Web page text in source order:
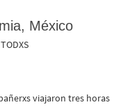
México
viajaron tres horas